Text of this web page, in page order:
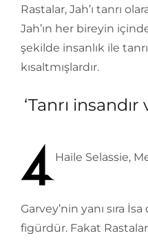
Rastalar, Jah’ı tanrı
Jah’ın her bireyin
şekilde insanlık ile
kısaltmışlardır.
‘Tanrı insandır
Haile Selassie,
Garvey’nin yanı sıra
figürdür. Fakat